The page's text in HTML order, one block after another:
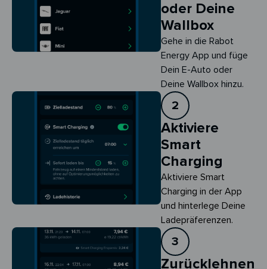
oder Deine
Wallbox
Gehe in die Rabot
Energy App und füge
Dein E-Auto oder
Deine Wallbox hinzu.
2
Aktiviere
Smart
Charging
Aktiviere Smart
Charging in der App
und hinterlege Deine
Ladepräferenzen.
3
Zurücklehnen